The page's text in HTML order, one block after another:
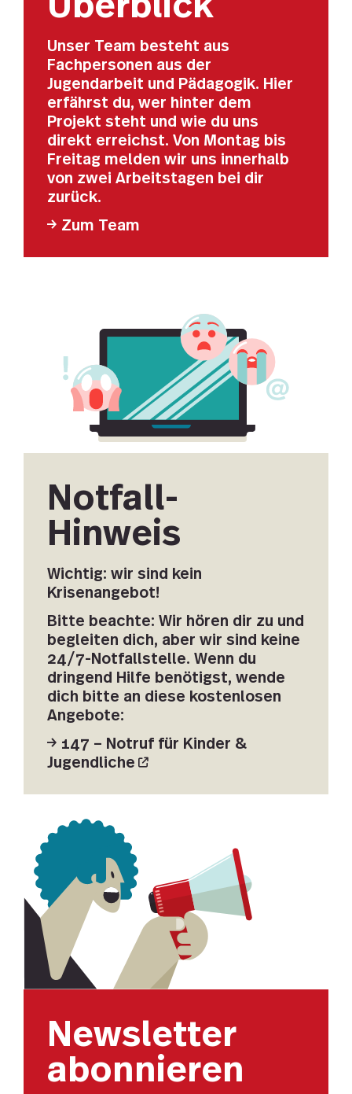
Notfall-
Hinweis
Wichtig: wir sind kein
Krisenangebot!
Bitte beachte: Wir hören dir zu und
begleiten dich, aber wir sind keine
24/7-Notfallstelle. Wenn du
dringend Hilfe benötigst, wende
dich bitte an diese kostenlosen
Angebote:
147 – Notruf für Kinder &
Jugendliche
Newsletter
abonnieren
Unser Team besteht aus
Fachpersonen aus der
Jugendarbeit und Pädagogik. Hier
erfährst du, wer hinter dem
Projekt steht und wie du uns
direkt erreichst. Von Montag bis
Freitag melden wir uns innerhalb
von zwei Arbeitstagen bei dir
zurück.
Zum Team